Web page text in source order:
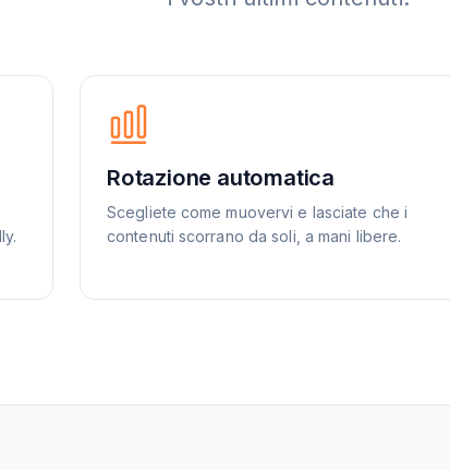
Rotazione automatica
Scegliete come muovervi e lasciate che i
contenuti scorrano da soli, a mani libere.